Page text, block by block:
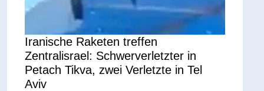
Iranische Raketen treffen
Zentralisrael: Schwerverletzter in
Petach Tikva, zwei Verletzte in Tel
Aviv